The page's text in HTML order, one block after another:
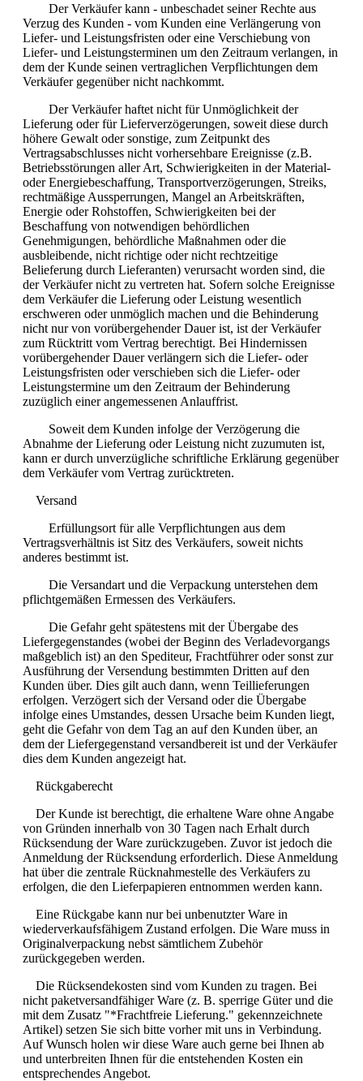
Der Verkäufer kann - unbeschadet seiner Rechte aus
Verzug des Kunden - vom Kunden eine Verlängerung von
Liefer- und Leistungsfristen oder eine Verschiebung von
Liefer- und Leistungsterminen um den Zeitraum verlangen, in
dem der Kunde seinen vertraglichen Verpflichtungen dem
Verkäufer gegenüber nicht nachkommt.
Der Verkäufer haftet nicht für Unmöglichkeit der
Lieferung oder für Lieferverzögerungen, soweit diese durch
höhere Gewalt oder sonstige, zum Zeitpunkt des
Vertragsabschlusses nicht vorhersehbare Ereignisse (z.B.
Betriebsstörungen aller Art, Schwierigkeiten in der Material-
oder Energiebeschaffung, Transportverzögerungen, Streiks,
rechtmäßige Aussperrungen, Mangel an Arbeitskräften,
Energie oder Rohstoffen, Schwierigkeiten bei der
Beschaffung von notwendigen behördlichen
Genehmigungen, behördliche Maßnahmen oder die
ausbleibende, nicht richtige oder nicht rechtzeitige
Belieferung durch Lieferanten) verursacht worden sind, die
der Verkäufer nicht zu vertreten hat. Sofern solche Ereignisse
dem Verkäufer die Lieferung oder Leistung wesentlich
erschweren oder unmöglich machen und die Behinderung
nicht nur von vorübergehender Dauer ist, ist der Verkäufer
zum Rücktritt vom Vertrag berechtigt. Bei Hindernissen
vorübergehender Dauer verlängern sich die Liefer- oder
Leistungsfristen oder verschieben sich die Liefer- oder
Leistungstermine um den Zeitraum der Behinderung
zuzüglich einer angemessenen Anlauffrist.
Soweit dem Kunden infolge der Verzögerung die
Abnahme der Lieferung oder Leistung nicht zuzumuten ist,
kann er durch unverzügliche schriftliche Erklärung gegenüber
dem Verkäufer vom Vertrag zurücktreten.
Versand
Erfüllungsort für alle Verpflichtungen aus dem
Vertragsverhältnis ist Sitz des Verkäufers, soweit nichts
anderes bestimmt ist.
Die Versandart und die Verpackung unterstehen dem
pflichtgemäßen Ermessen des Verkäufers.
Die Gefahr geht spätestens mit der Übergabe des
Liefergegenstandes (wobei der Beginn des Verladevorgangs
maßgeblich ist) an den Spediteur, Frachtführer oder sonst zur
Ausführung der Versendung bestimmten Dritten auf den
Kunden über. Dies gilt auch dann, wenn Teillieferungen
erfolgen. Verzögert sich der Versand oder die Übergabe
infolge eines Umstandes, dessen Ursache beim Kunden liegt,
geht die Gefahr von dem Tag an auf den Kunden über, an
dem der Liefergegenstand versandbereit ist und der Verkäufer
dies dem Kunden angezeigt hat.
Rückgaberecht
Der Kunde ist berechtigt, die erhaltene Ware ohne Angabe
von Gründen innerhalb von 30 Tagen nach Erhalt durch
Rücksendung der Ware zurückzugeben. Zuvor ist jedoch die
Anmeldung der Rücksendung erforderlich. Diese Anmeldung
hat über die zentrale Rücknahmestelle des Verkäufers zu
erfolgen, die den Lieferpapieren entnommen werden kann.
Eine Rückgabe kann nur bei unbenutzter Ware in
wiederverkaufsfähigem Zustand erfolgen. Die Ware muss in
Originalverpackung nebst sämtlichem Zubehör
zurückgegeben werden.
Die Rücksendekosten sind vom Kunden zu tragen. Bei
nicht paketversandfähiger Ware (z. B. sperrige Güter und die
mit dem Zusatz "*Frachtfreie Lieferung." gekennzeichnete
Artikel) setzen Sie sich bitte vorher mit uns in Verbindung.
Auf Wunsch holen wir diese Ware auch gerne bei Ihnen ab
und unterbreiten Ihnen für die entstehenden Kosten ein
entsprechendes Angebot.